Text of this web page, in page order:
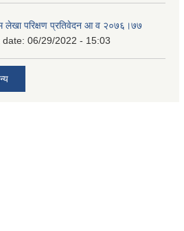
लेखा परिक्षण प्रतिवेदन आ व २०७६।७७
date: 06/29/2022 - 15:03